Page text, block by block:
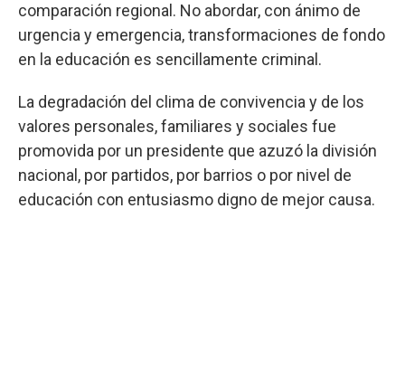
comparación regional. No abordar, con ánimo de
urgencia y emergencia, transformaciones de fondo
en la educación es sencillamente criminal.
La degradación del clima de convivencia y de los
valores personales, familiares y sociales fue
promovida por un presidente que azuzó la división
nacional, por partidos, por barrios o por nivel de
educación con entusiasmo digno de mejor causa.